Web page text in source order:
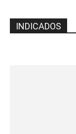
INDICADOS